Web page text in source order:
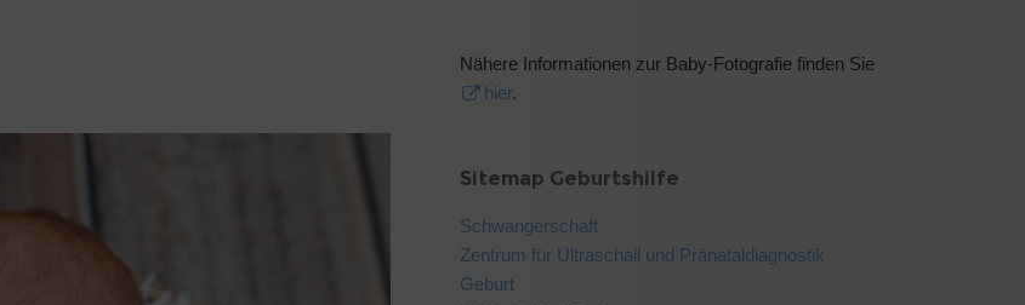
Nähere Informationen zur Baby-Fotografie finden Sie
hier.
Sitemap Geburtshilfe
Schwangerschaft
Zentrum für Ultraschall und Pränataldiagnostik
Geburt